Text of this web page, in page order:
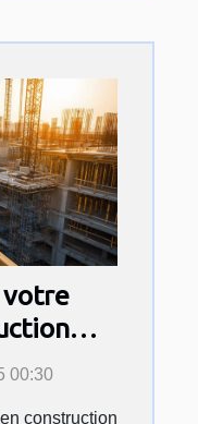
votre
00:30
construction